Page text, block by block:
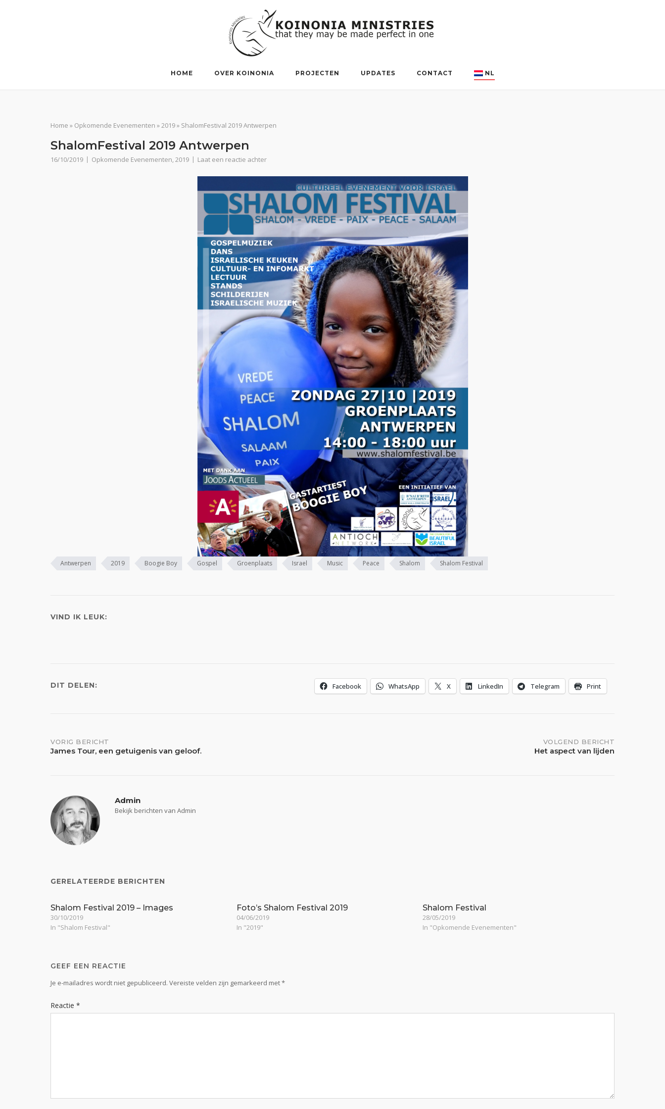
HOME OVER KOINONIA PROJECTEN UPDATES CONTACT NL
Home » Opkomende Evenementen »2019» ShalomFestival 2019 Antwerpen
ShalomFestival 2019 Antwerpen
16/10/2019 Opkomende Evenementen,2019 Laat een reactie achter
Antwerpen 2019 Boogie Boy Gospel Groenplaats Israel Music Peace Shalom Shalom Festival
VIND IK LEUK:
DIT DELEN: Facebook WhatsApp X LinkedIn Telegram Print
Bericht
VORIG BERICHT
James Tour, een getuigenis van geloof.
VOLGEND BERICHT
Het aspect van lijden
Admin
Bekijk berichten van Admin
GERELATEERDE BERICHTEN
Shalom Festival 2019 – Images
30/10/2019
In "Shalom Festival"
Foto’s Shalom Festival 2019
04/06/2019
In "2019"
Shalom Festival
28/05/2019
In "Opkomende Evenementen"
GEEF EEN REACTIE
Je e-mailadres wordt niet gepubliceerd. Vereiste velden zijn gemarkeerd met*
Reactie *